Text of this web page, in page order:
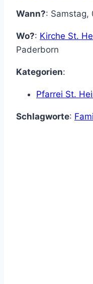
Wann?: Samstag,
Wo?: Kirche St.
Paderborn
Kategorien:
Pfarrei St.
Schlagworte: